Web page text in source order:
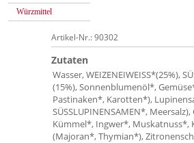
Würzmittel
Artikel-Nr.: 90302
Zutaten
Wasser, WEIZENEIWEISS*(25%),
(15%), Sonnenblumenöl*,
Pastinaken*, Karotten*),
SÜSSLUPINENSAMEN*,
Kümmel*, Ingwer*, Muskatnuss*,
(Majoran*, Thymian*),